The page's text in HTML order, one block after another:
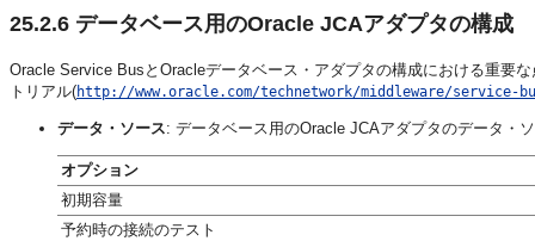
25.2.6 データベース用のOracle JCAアダプタの構成
Oracle Service BusとOracleデータベース・アダプタの構成における重要
トリアル(http://www.oracle.com/technetwork/middleware/service-
データ・ソース: データベース用のOracle JCAアダプタのデータ・
オプション
初期容量
予約時の接続のテスト